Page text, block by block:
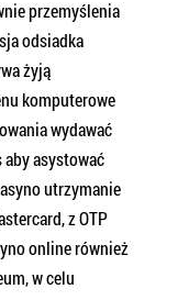
przemyślenia
odsiadka
żyją
komputerowe
wydawać
asystować
utrzymanie
z OTP
online również
w celu